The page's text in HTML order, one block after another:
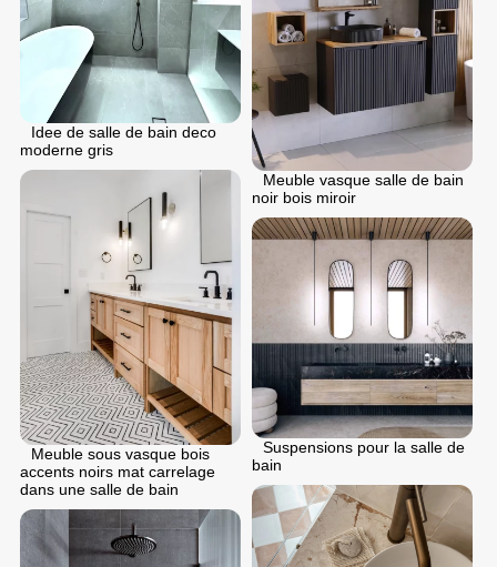
Idee de salle de bain deco
moderne gris
Meuble vasque salle de bain
noir bois miroir
Meuble sous vasque bois
accents noirs mat carrelage
dans une salle de bain
Suspensions pour la salle de
bain